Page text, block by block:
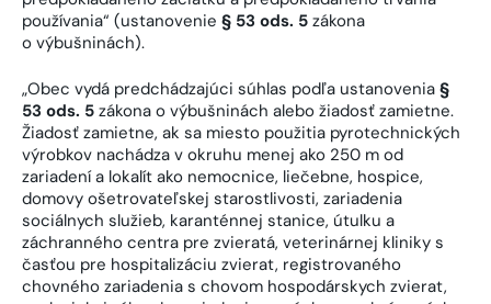
používania“ (ustanovenie § 53 ods. 5 zákona
o výbušninách).
„Obec vydá predchádzajúci súhlas podľa ustanovenia §
53 ods. 5 zákona o výbušninách alebo žiadosť zamietne.
Žiadosť zamietne, ak sa miesto použitia pyrotechnických
výrobkov nachádza v okruhu menej ako 250 m od
zariadení a lokalít ako nemocnice, liečebne, hospice,
domovy ošetrovateľskej starostlivosti, zariadenia
sociálnych služieb, karanténnej stanice, útulku a
záchranného centra pre zvieratá, veterinárnej kliniky s
časťou pre hospitalizáciu zvierat, registrovaného
chovného zariadenia s chovom hospodárskych zvierat,